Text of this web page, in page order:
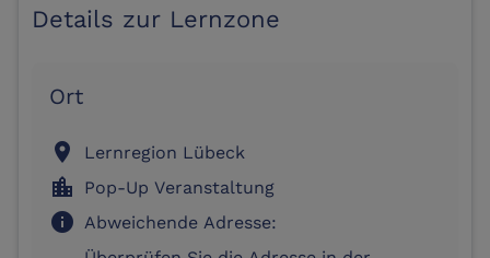
Details zur Lernzone
Ort
location_on Lernregion Lübeck
location_city Pop-Up Veranstaltung
info Abweichende Adresse: